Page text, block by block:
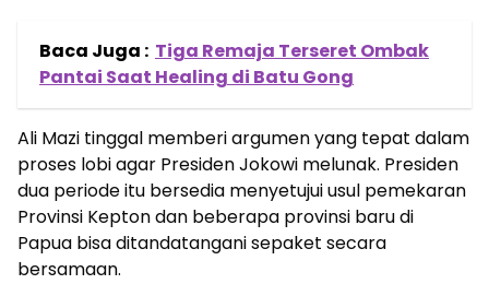
Baca Juga : Tiga Remaja Terseret Ombak
Pantai Saat Healing di Batu Gong
Ali Mazi tinggal memberi argumen yang tepat dalam
proses lobi agar Presiden Jokowi melunak. Presiden
dua periode itu bersedia menyetujui usul pemekaran
Provinsi Kepton dan beberapa provinsi baru di
Papua bisa ditandatangani sepaket secara
bersamaan.